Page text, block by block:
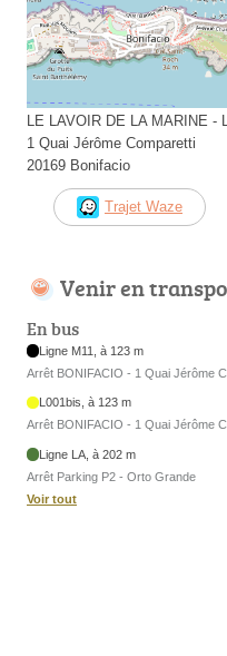
LE LAVOIR DE LA MARINE -
1 Quai Jérôme Comparetti
20169 Bonifacio
Trajet Waze
Venir en
En bus
Ligne M11, à 123 m
Arrêt BONIFACIO - 1 Quai Jérôme
L001bis, à 123 m
Arrêt BONIFACIO - 1 Quai Jérôme
Ligne LA, à 202 m
Arrêt Parking P2 - Orto Grande
Voir tout